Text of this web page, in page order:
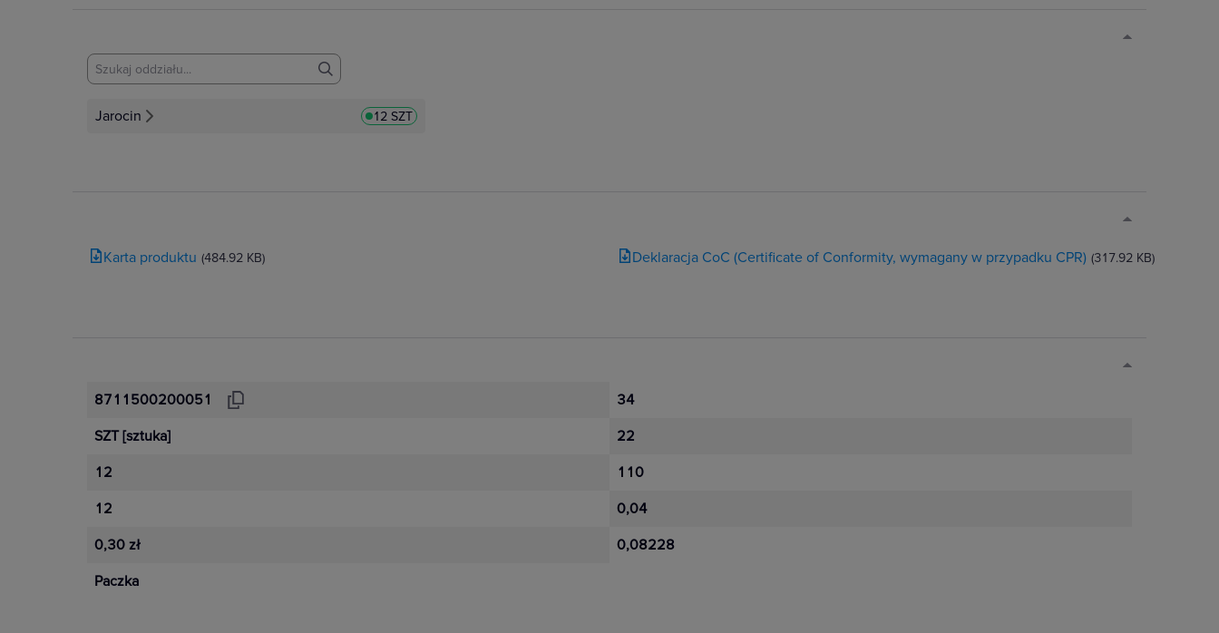
Jarocin 12 SZT
Karta produktu (484.92 KB) Deklaracja CoC (Certificate of Conformity, wymagany w przypadku CPR) (317.92 KB)
8711500200051
SZT [sztuka]
12
12
0,30 zł
Paczka
34
22
110
0,04
0,08228